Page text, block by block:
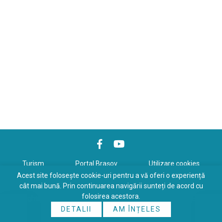
Turism Portal Braşov Utilizare cookies
Politică de confidenţialitate
Copyrights © 2026 All Rights Reserved. Powered by
Online
Acest site folosește cookie-uri pentru a vă oferi o experiență
cât mai bună. Prin continuarea navigării sunteți de acord cu
folosirea acestora.
DETALII
AM ÎNȚELES